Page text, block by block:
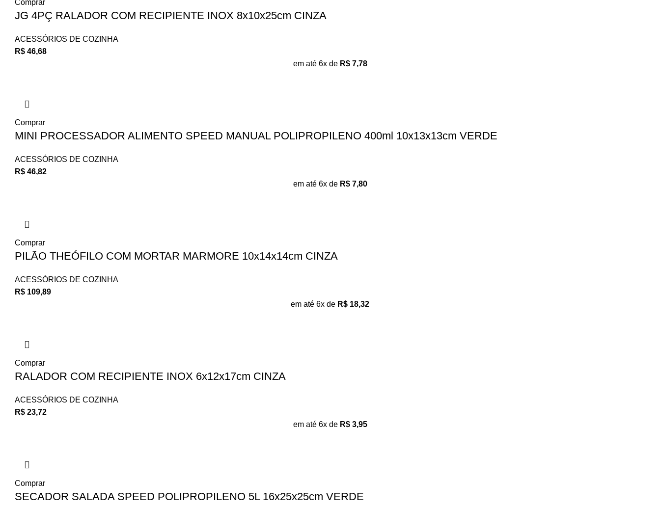
Comprar
JG 4PÇ RALADOR COM RECIPIENTE INOX 8x10x25cm CINZA
ACESSÓRIOS DE COZINHA
R$ 46,68
em até 6x de R$7,78
Comprar
MINI PROCESSADOR ALIMENTO SPEED MANUAL POLIPROPILENO 400ml 10x13x13cm VERDE
ACESSÓRIOS DE COZINHA
R$ 46,82
em até 6x de R$7,80
Comprar
PILÃO THEÓFILO COM MORTAR MARMORE 10x14x14cm CINZA
ACESSÓRIOS DE COZINHA
R$ 109,89
em até 6x de R$ 18,32
Comprar
RALADOR COM RECIPIENTE INOX 6x12x17cm CINZA
ACESSÓRIOS DE COZINHA
R$ 23,72
em até 6x de R$3,95
Comprar
SECADOR SALADA SPEED POLIPROPILENO 5L 16x25x25cm VERDE